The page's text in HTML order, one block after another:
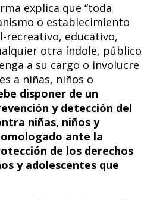
explica que “toda
o establecimiento
recreativo, educativo,
otra índole, público
a su cargo o involucre
a niñas, niños o
disponer de un
y detección del
niñas, niños y
ante la
de los derechos
y adolescentes que